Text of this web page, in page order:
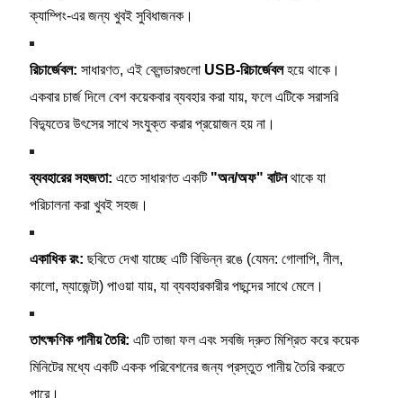
ক্যাম্পিং-এর জন্য খুবই সুবিধাজনক।
রিচার্জেবল: সাধারণত, এই ব্লেন্ডারগুলো USB-রিচার্জেবলহয়ে থাকে।
একবার চার্জ দিলে বেশ কয়েকবার ব্যবহার করা যায়, ফলে এটিকে সরাসরি
বিদ্যুতের উৎসের সাথে সংযুক্ত করার প্রয়োজন হয় না।
ব্যবহারের সহজতা: এতে সাধারণত একটি "অন/অফ" বাটনথাকে যা
পরিচালনা করা খুবই সহজ।
একাধিক রং: ছবিতে দেখা যাচ্ছে এটি বিভিন্ন রঙে (যেমন: গোলাপি, নীল,
কালো, ম্যাজেন্টা) পাওয়া যায়, যা ব্যবহারকারীর পছন্দের সাথে মেলে।
তাৎক্ষণিক পানীয় তৈরি: এটি তাজা ফল এবং সবজি দ্রুত মিশ্রিত করে কয়েক
মিনিটের মধ্যে একটি একক পরিবেশনের জন্য প্রস্তুত পানীয় তৈরি করতে
পারে।